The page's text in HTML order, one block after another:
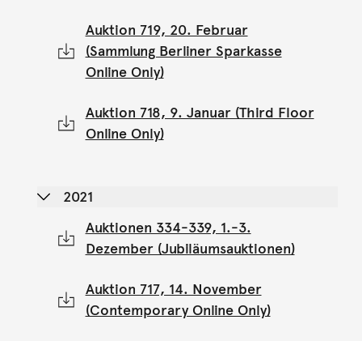
Auktion 719, 20. Februar
(Sammlung Berliner Sparkasse
Online Only)
Auktion 718, 9. Januar (Third Floor
Online Only)
2021
Auktionen 334-339, 1.-3.
Dezember (Jubiläumsauktionen)
Auktion 717, 14. November
(Contemporary Online Only)